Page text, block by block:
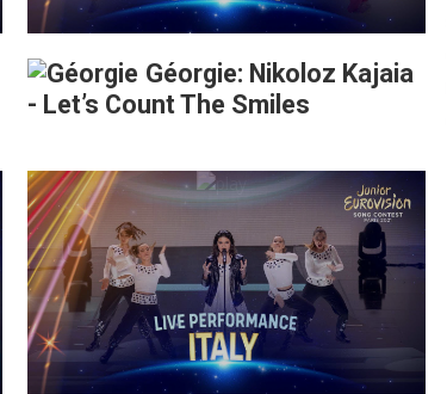
Géorgie: Nikoloz Kajaia
- Let’s Count The Smiles